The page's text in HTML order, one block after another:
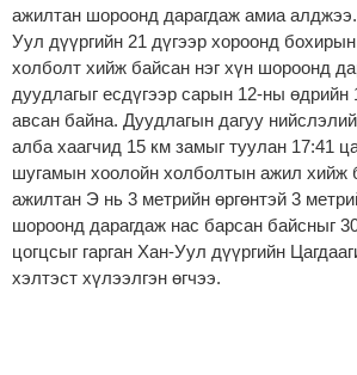
ажилтан шороонд дарагдаж амиа
Уул дүүргийн 21 дүгээр хороонд
холболт хийж байсан нэг хүн шороонд
дуудлагыг есдүгээр сарын 12-ны өдрийн
авсан байна. Дуудлагын дагуу
алба хаагчид 15 км замыг туулан 17:41
шугамын хоолойн холболтын ажил хийж
ажилтан Э нь 3 метрийн өргөнтэй 3
шороонд дарагдаж нас барсан байсныг
цогцсыг гарган Хан-Уул дүүргийн
хэлтэст хүлээлгэн өгчээ.